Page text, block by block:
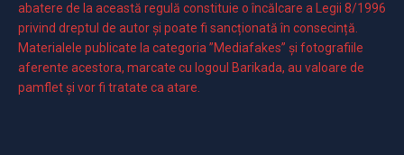
abatere de la această regulă constituie o încălcare a Legii 8/1996
privind dreptul de autor și poate fi sancționată în consecință.
Materialele publicate la categoria ”Mediafakes” și fotografiile
aferente acestora, marcate cu logoul Barikada, au valoare de
pamflet și vor fi tratate ca atare.